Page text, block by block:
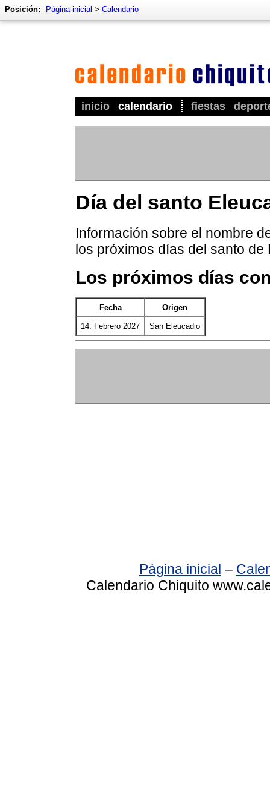
inicio calendario fiestas
Posición: Página inicial > Calendario
Día del santo
Información sobre el nombre
los próximos días del santo de
Los próximos días
Fecha Origen
14. Febrero 2027 San Eleucadio
Página inicial –
Calendario Chiquito